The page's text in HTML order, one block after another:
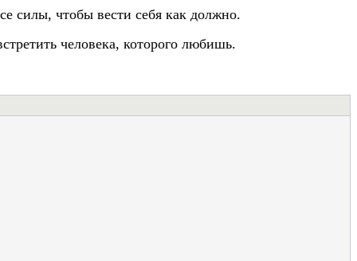
силы, чтобы вести себя как должно.
человека, которого любишь.